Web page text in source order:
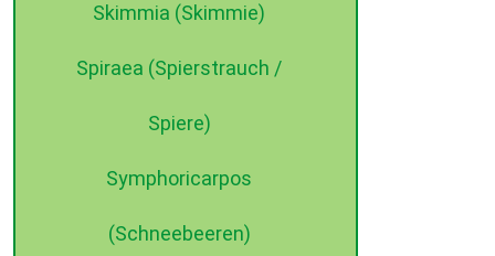
Skimmia (Skimmie)
Spiraea (Spierstrauch /
Spiere)
Symphoricarpos
(Schneebeeren)